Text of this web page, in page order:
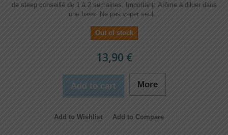
de steep conseillé de 1 à 2 semaines. Important: Arôme à diluer dans
une base Ne pas vaper seul...
Out of stock
13,90 €
Add to cart More
Add to Wishlist Add to Compare